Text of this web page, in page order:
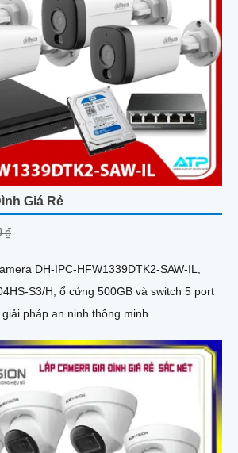
Giá Rẻ
₫
DH-IPC-HFW1339DTK2-SAW-IL,
S3/H, ổ cứng 500GB và switch 5 port
pháp an ninh thông minh.